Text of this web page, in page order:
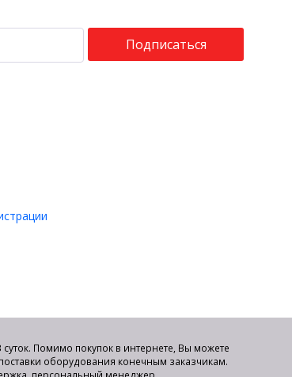
Подписаться
Помимо покупок в интернете, Вы можете
оборудования конечным заказчикам.